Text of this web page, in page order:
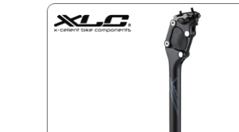
99,99 €.
69,99 €.